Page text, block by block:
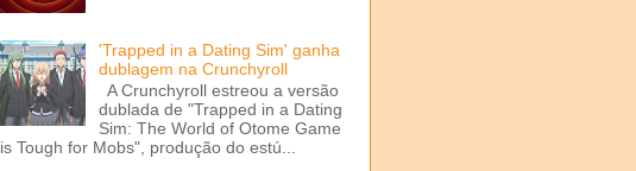
'Trapped in a Dating Sim' ganha
dublagem na Crunchyroll
A Crunchyroll estreou a versão
dublada de "Trapped in a Dating
Sim: The World of Otome Game
is Tough for Mobs", produção do estú...